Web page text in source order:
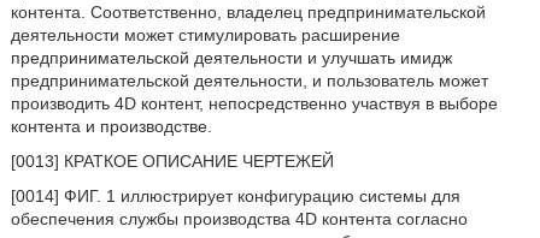
контента. Соответственно, владелец предпринимательской
деятельности может стимулировать расширение
предпринимательской деятельности и улучшать имидж
предпринимательской деятельности, и пользователь может
производить 4D контент, непосредственно участвуя в выборе
контента и производстве.
[0013] КРАТКОЕ ОПИСАНИЕ ЧЕРТЕЖЕЙ
[0014] ФИГ. 1 иллюстрирует конфигурацию системы для
обеспечения службы производства 4D контента согласно